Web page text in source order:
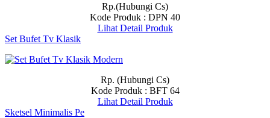
Rp.(Hubungi Cs)
Kode Produk : DPN 40
Lihat Detail Produk
Set Bufet Tv Klasik
Rp. (Hubungi Cs)
Kode Produk : BFT 64
Lihat Detail Produk
Sketsel Minimalis Pe